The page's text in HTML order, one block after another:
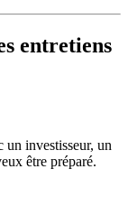
entretiens
investisseur, un
être préparé.